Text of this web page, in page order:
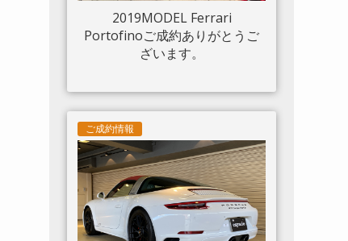
2019MODEL Ferrari
Portofinoご成約ありがとうご
ざいます。
ご成約情報